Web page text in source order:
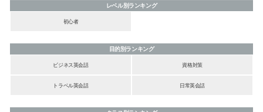
レベル別ランキング
初心者
目的別ランキング
ビジネス英会話
資格対策
トラベル英会話 日常英会話